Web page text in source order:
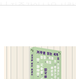
자존감이 낮은 사
정의 혼란 속에서
성숙하게 한다